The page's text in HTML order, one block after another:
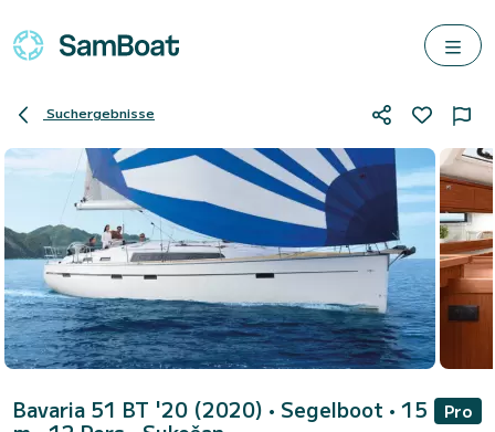
Suchergebnisse
Bavaria 51 BT '20 (2020) • Segelboot • 15
Pro